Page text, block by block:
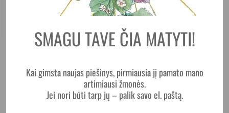
SMAGU TAVE ČIA MATYTI!
Kai gimsta naujas piešinys, pirmiausia jį pamato mano
artimiausi žmonės.
Jei nori būti tarp jų – palik savo el. paštą.